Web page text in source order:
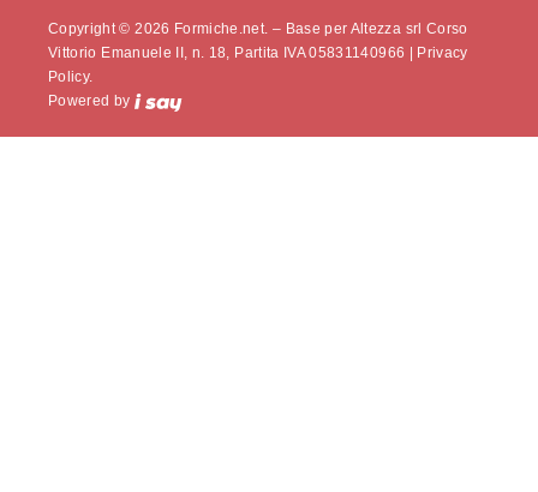
Copyright © 2026 Formiche.net. – Base per Altezza srl Corso
Vittorio Emanuele II, n. 18, Partita IVA 05831140966 |
Privacy
Policy.
Powered by